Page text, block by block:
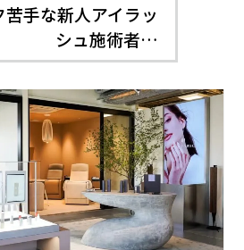
苦手な新人アイラッ
シュ施術者…